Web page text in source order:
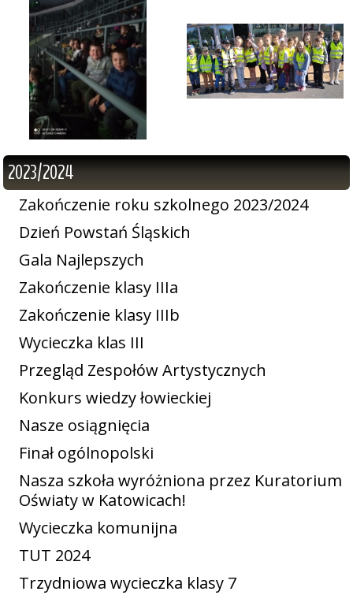
2023/2024
Zakończenie roku szkolnego 2023/2024
Dzień Powstań Śląskich
Gala Najlepszych
Zakończenie klasy IIIa
Zakończenie klasy IIIb
Wycieczka klas III
Przegląd Zespołów Artystycznych
Konkurs wiedzy łowieckiej
Nasze osiągnięcia
Finał ogólnopolski
Nasza szkoła wyróżniona przez Kuratorium
Oświaty w Katowicach!
Wycieczka komunijna
TUT 2024
Trzydniowa wycieczka klasy 7